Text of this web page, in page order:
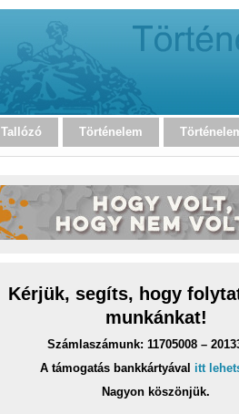
Tallózó Történelem
Kérjük, segíts, hogy
munkánkat!
Számlaszámunk: 11705008 –
A támogatás bankkártyával itt
Nagyon köszönjük.